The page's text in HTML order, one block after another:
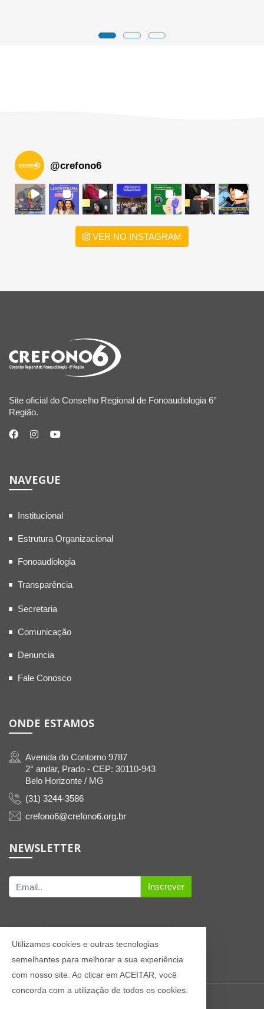
@crefono6
VER NO INSTAGRAM
Site oficial do Conselho Regional de Fonoaudiologia 6°
Região.
NAVEGUE
Institucional
Estrutura Organizacional
Fonoaudiologia
Transparência
Secretaria
Comunicação
Denuncia
Fale Conosco
ONDE ESTAMOS
Avenida do Contorno 9787
2° andar, Prado - CEP: 30110-943
Belo Horizonte / MG
(31) 3244-3586
crefono6@crefono6.org.br
NEWSLETTER
Inscrever
Utilizamos cookies e outras tecnologias
semelhantes para melhorar a sua experiência
com nosso site. Ao clicar em ACEITAR, você
concorda com a utilização de todos os cookies.